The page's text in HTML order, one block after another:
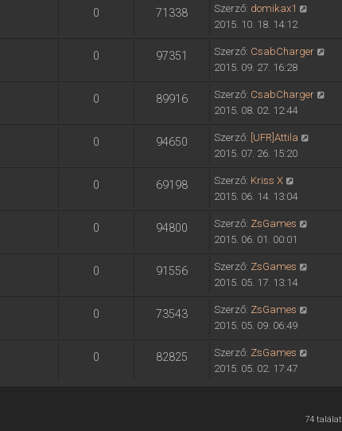
0 71338 Szerző: domikax1
2015. 10. 18. 14:12
0 97351 Szerző: CsabCharger
2015. 09. 27. 16:28
0 89916 Szerző: CsabCharger
2015. 08. 02. 12:44
0 94650 Szerző: [UFR]Attila
2015. 07. 26. 15:20
0 69198 Szerző: Kriss X
2015. 06. 14. 13:04
0 94800 Szerző: ZsGames
2015. 06. 01. 00:01
0 91556 Szerző: ZsGames
2015. 05. 17. 13:14
0 73543 Szerző: ZsGames
2015. 05. 09. 06:49
0 82825 Szerző: ZsGames
2015. 05. 02. 17:47
74 találat